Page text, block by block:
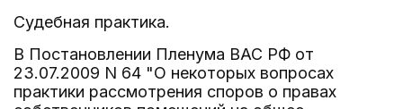
Судебная практика.
В Постановлении Пленума ВАС РФ от
23.07.2009 N 64 "О некоторых вопросах
практики рассмотрения споров о правах